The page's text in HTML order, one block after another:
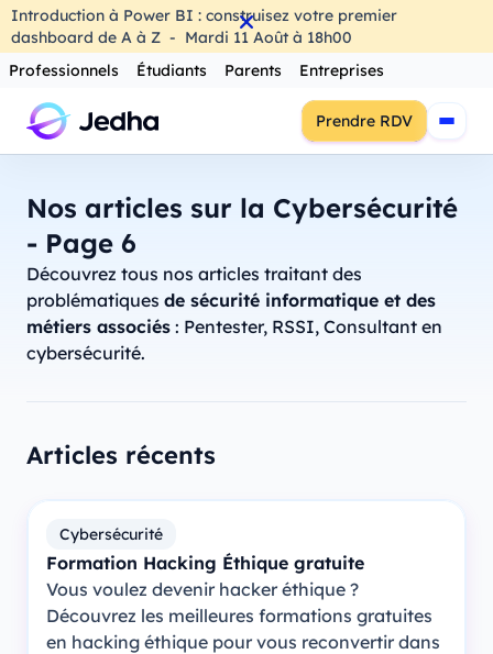
Introduction à Power BI : construisez votre premier
dashboard de A à Z - Mardi 11 Août à 18h00
Professionnels
Étudiants Parents Entreprises
Prendre RDV
Nos articles sur la Cybersécurité
- Page 6
Découvrez tous nos articles traitant des
problématiques de sécurité informatique et des
métiers associés : Pentester, RSSI, Consultant en
cybersécurité.
Articles récents
Cybersécurité
Formation Hacking Éthique gratuite
Vous voulez devenir hacker éthique ?
Découvrez les meilleures formations gratuites
en hacking éthique pour vous reconvertir dans